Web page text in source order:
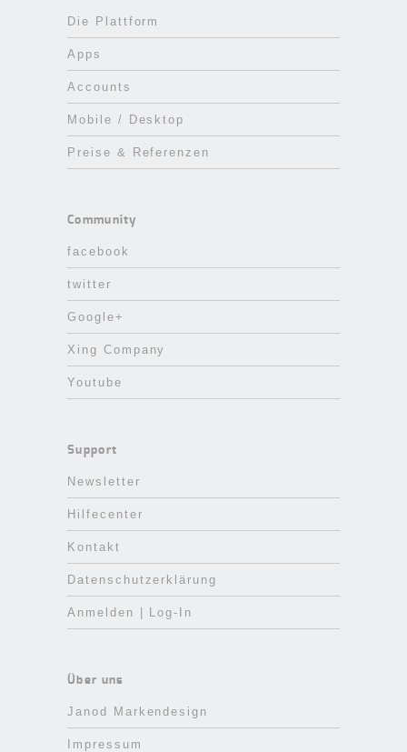
Die Plattform
Apps
Accounts
Mobile / Desktop
Preise & Referenzen
Community
facebook
twitter
Google+
Xing Company
Youtube
Support
Newsletter
Hilfecenter
Kontakt
Datenschutzerklärung
Anmelden | Log-In
Über uns
Janod Markendesign
Impressum